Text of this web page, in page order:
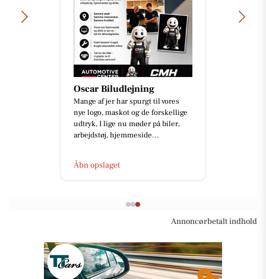
Oscar Biludlejning
Mange af jer har spurgt til vores
nye logo, maskot og de forskellige
udtryk, I lige nu møder på biler,
arbejdstøj, hjemmeside...
Åbn opslaget
Annoncørbetalt indhold